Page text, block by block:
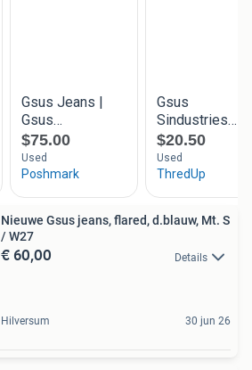
Nieuwe Gsus jeans, flared, d.blauw, Mt. S
/ W27
€ 60,00 Details
Hilversum 30 jun 26